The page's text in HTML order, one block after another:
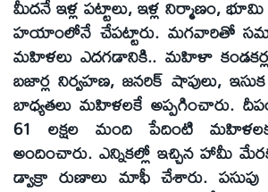
మీదనే ఇళ్ల పట్టాలు, ఇళ్ల నిర్మాణం,
హయాంలోనే చేపట్టారు. మగవారితో
మహిళలు ఎదగడానికి.. మహిళా
బజార్ల నిర్వహణ, జనరిక్ షాపులు,
బాధ్యతలు మహిళలకే అప్పగించారు.
61 లక్షల మంది పేదింటి మహిళలకు
అందించారు. ఎన్నికల్లో ఇచ్చిన హామీ
డ్వాక్రా రుణాలు మాఫీ చేశారు.